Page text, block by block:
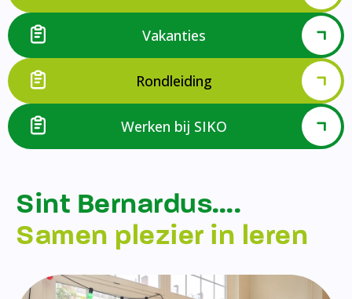
Vakanties
Rondleiding
Werken bij SIKO
Sint Bernardus….
Samen plezier in leren